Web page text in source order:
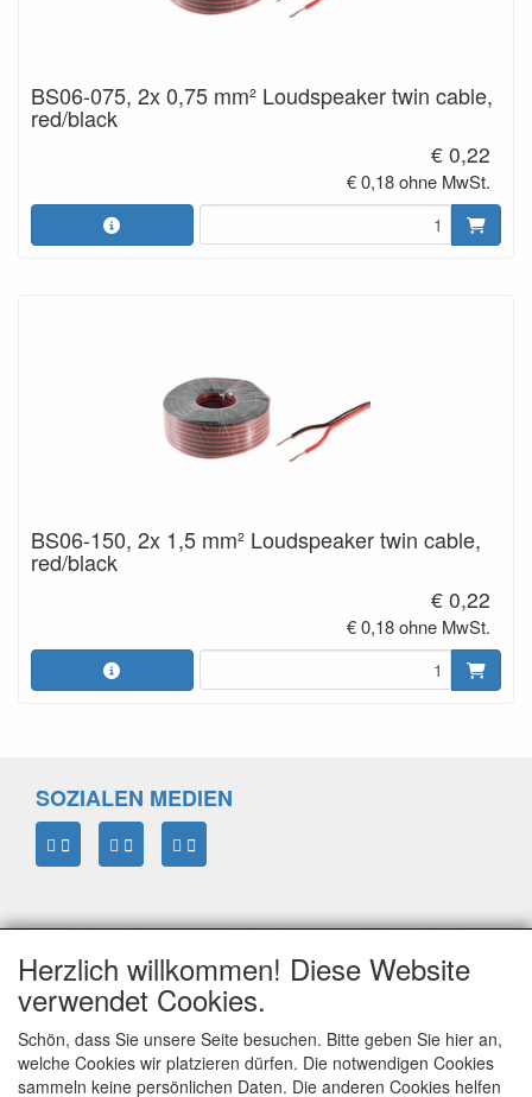
BS06-075, 2x 0,75 mm² Loudspeaker twin cable,
red/black
€ 0,22
€ 0,18 ohne MwSt.
BS06-150, 2x 1,5 mm² Loudspeaker twin cable,
red/black
€ 0,22
€ 0,18 ohne MwSt.
SOZIALEN MEDIEN
Herzlich willkommen! Diese Website
verwendet Cookies.
Schön, dass Sie unsere Seite besuchen. Bitte geben Sie hier an,
welche Cookies wir platzieren dürfen. Die notwendigen Cookies
sammeln keine persönlichen Daten. Die anderen Cookies helfen